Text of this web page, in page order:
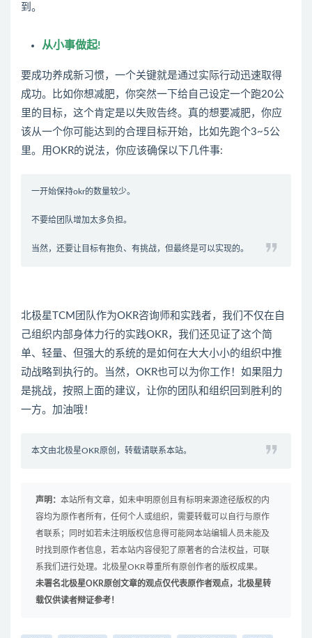
到。
从小事做起!
要成功养成新习惯，一个关键就是通过实际行动迅速取得
成功。比如你想减肥，你突然一下给自己设定一个跑20公
里的目标，这个肯定是以失败告终。真的想要减肥，你应
该从一个你可能达到的合理目标开始，比如先跑个3~5公
里。用OKR的说法，你应该确保以下几件事:
一开始保持okr的数量较少。
不要给团队增加太多负担。
当然，还要让目标有抱负、有挑战，但最终是可以实现的。
北极星TCM团队作为OKR咨询师和实践者，我们不仅在自
己组织内部身体力行的实践OKR，我们还见证了这个简
单、轻量、但强大的系统的是如何在大大小小的组织中推
动战略到执行的。当然，OKR也可以为你工作！如果阻力
是挑战，按照上面的建议，让你的团队和组织回到胜利的
一方。加油哦！
本文由北极星OKR原创，转载请联系本站。
声明： 本站所有文章，如未申明原创且有标明来源途径版权的内
容均为原作者所有，任何个人或组织，需要转载可以自行与原作
者联系；同时如若未注明版权信息得可能网本站编辑人员未能及
时找到原作者信息，若本站内容侵犯了原著者的合法权益，可联
系我们进行处理。北极星OKR尊重所有原创作者的版权成果。
未署名北极星OKR原创文章的观点仅代表原作者观点，北极星转
载仅供读者辩证参考！